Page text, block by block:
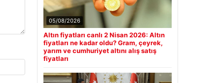
05/08/2026
Altın fiyatları canlı 2 Nisan 2026: Altın
fiyatları ne kadar oldu? Gram, çeyrek,
yarım ve cumhuriyet altını alış satış
fiyatları